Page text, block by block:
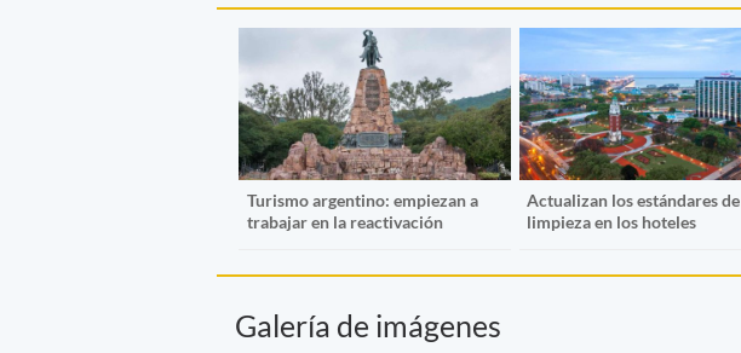
Turismo argentino: empiezan a
trabajar en la reactivación
Actualizan los estándares de
limpieza en los hoteles
Galería de imágenes